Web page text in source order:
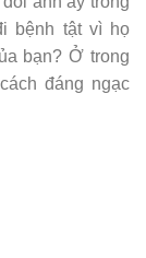
bệnh tật vì họ
bạn? Ở trong
đáng ngạc